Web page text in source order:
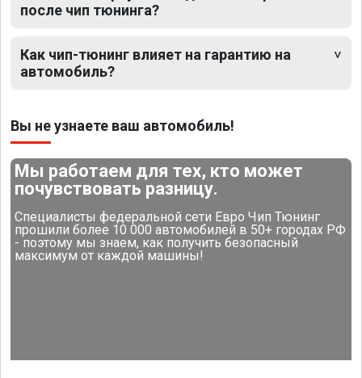
после чип тюнинга?
Как чип-тюнинг влияет на гарантию на
автомобиль?
Вы не узнаете ваш автомобиль!
Мы работаем для тех, кто может
почувствовать разницу.
Специалисты федеральной сети Евро Чип Тюнинг
прошили более 10 000 автомобилей в 50+ городах РФ
- поэтому мы знаем, как получить безопасный
максимум от каждой машины!